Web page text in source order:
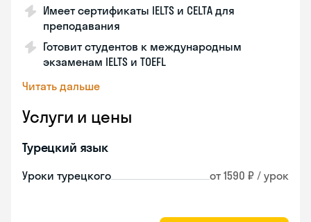
Имеет сертификаты IELTS и CELTA для
преподавания
Готовит студентов к международным
экзаменам IELTS и TOEFL
Читать дальше
Услуги и цены
Турецкий язык
Уроки турецкого от 1590 ₽ / урок